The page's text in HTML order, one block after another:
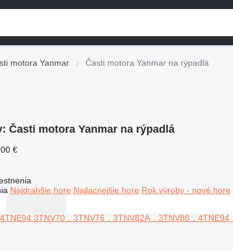
motora Yanmar Časti motora Yanmar na rýpadlá
Časti motora Yanmar na rýpadlá
€
Najdrahšie hore Najlacnejšie hore Rok výroby - nové hore